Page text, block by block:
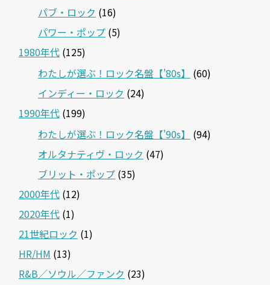
パブ・ロック (16)
パワー・ポップ (5)
1980年代 (125)
わたしが選ぶ！ロック名盤【'80s】
(60)
インディー・ロック (24)
1990年代 (199)
わたしが選ぶ！ロック名盤【'90s】
(94)
オルタナティヴ・ロック (47)
ブリット・ポップ (35)
2000年代 (12)
2020年代 (1)
21世紀ロック (1)
HR/HM (13)
R&B／ソウル／ファンク (23)